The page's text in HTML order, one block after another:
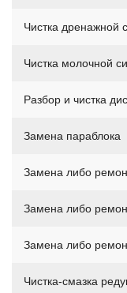
Чистка дренажной
Чистка молочной
Разбор и чистка
Замена параблока
Замена либо
Замена либо
Замена либо
Чистка-смазка